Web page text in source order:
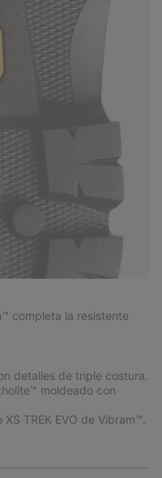
completa la resistente
detalles de triple costura.
moldeado con
TREK EVO de Vibram™.